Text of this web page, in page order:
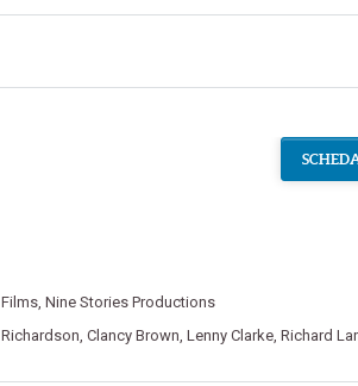
, Nine Stories Productions
Clancy Brown Lenny Clarke, Richard